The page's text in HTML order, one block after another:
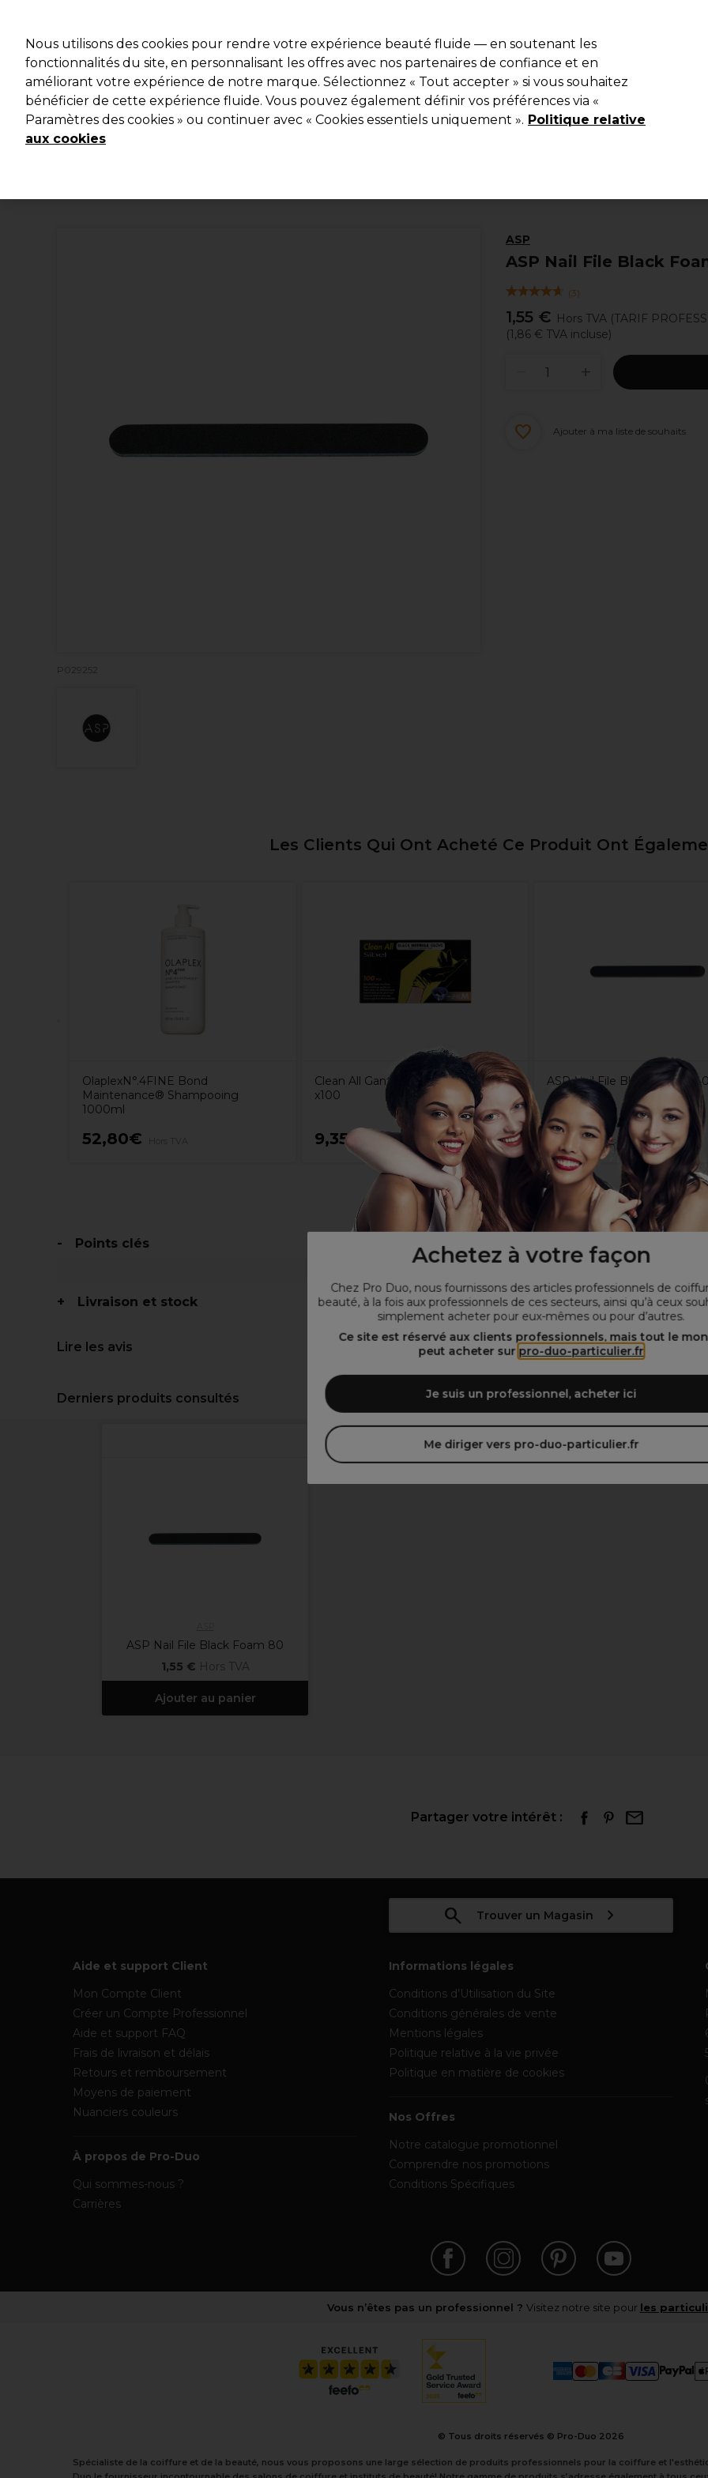
Achetez à votre façon
Chez Pro Duo, nous fournissons des articles professionnels de
beauté, à la fois aux professionnels de ces secteurs, ainsi qu’à ceux
simplement acheter pour eux-mêmes ou pour d’autres.
Ce site est réservé aux clients professionnels, mais tout le
peut acheter sur pro-duo-particulier.fr
Je suis un professionnel, acheter ici
Me diriger vers pro-duo-particulier.fr
Rechercher
Marques Bons plans Coiffure Electro et Matériel Equipement de salon Beauté Hommes Les
Livraison et délais
ASP
ASP Nail File Black
(3)
1,55 € Hors TVA (TARIF
(1,86 € TVA incluse)
P029252
Ajouter à ma liste de souhaits
Les Clients Qui Ont Acheté Ce Produit Ont
OlaplexN°.4FINE Bond
Maintenance® Shampooing
1000ml
52,80€
Clean All Gants Noirs en Nitrile M
x100
9,35€ Hors TVA
ASP Nail File Black Foam 240
1,55€ Hors TVA
Points clés
Livraison et stock
Lire les avis
Derniers produits consultés
ASP Nail File Black Foam 80
1,55 € Hors TVA
Ajouter au panier
Partager votre intérêt :
Trouver un Magasin
Aide et support Client
Mon Compte Client
Créer un Compte Professionnel
Aide et support FAQ
Frais de livraison et délais
Retours et remboursement
Moyens de paiement
Nuanciers couleurs
À propos de Pro-Duo
Qui sommes-nous ?
Carrières
Informations légales
Conditions d’Utilisation du Site
Conditions générales de vente
Mentions légales
Politique relative à la vie privée
Politique en matière de cookies
Nos Offres
Notre catalogue promotionnel
Comprendre nos promotions
Conditions Spécifiques
Vous n’êtes pas un professionnel ? Visitez notre site pour les
© Tous droits réservés © Pro-Duo 2026
Spécialiste de la coiffure et de la beauté, nous vous proposons une large sélection de produits professionnels pour la coiffure et
Nous utilisons des cookies pour rendre votre expérience beauté fluide — en soutenant les
fonctionnalités du site, en personnalisant les offres avec nos partenaires de confiance et en
améliorant votre expérience de notre marque. Sélectionnez « Tout accepter » si vous souhaitez
bénéficier de cette expérience fluide. Vous pouvez également définir vos préférences via «
Paramètres des cookies » ou continuer avec « Cookies essentiels uniquement ». Politique relative
aux cookies